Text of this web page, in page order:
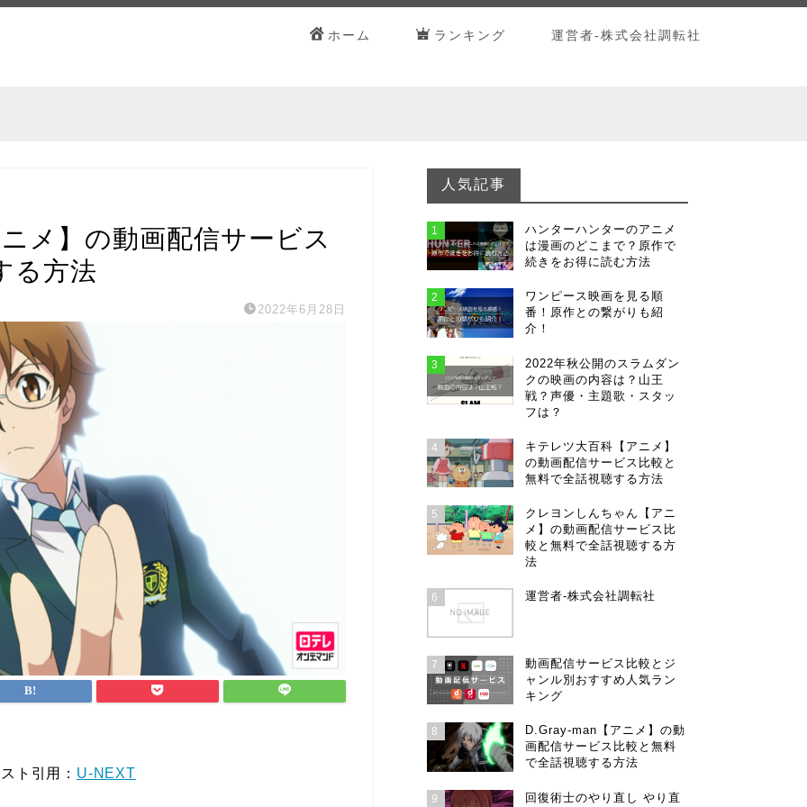
ホーム ランキング 運営者-株式会社調転社
メ】の動画配信サービス
る方法
2022年6月28日
ト引用： U-NEXT
人気記事
1
ハンターハンターのアニメ
は漫画のどこまで？原作で
続きをお得に読む方法
2
ワンピース映画を見る順
番！原作との繋がりも紹
介！
3
2022年秋公開のスラムダン
クの映画の内容は？山王
戦？声優・主題歌・スタッ
フは？
4
キテレツ大百科【アニメ】
の動画配信サービス比較と
無料で全話視聴する方法
5
クレヨンしんちゃん【アニ
メ】の動画配信サービス比
較と無料で全話視聴する方
法
6 運営者-株式会社調転社
7
動画配信サービス比較とジ
ャンル別おすすめ人気ラン
キング
8
D.Gray-man【アニメ】の動
画配信サービス比較と無料
で全話視聴する方法
9
回復術士のやり直し やり直